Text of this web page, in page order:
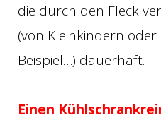
die durch den Fleck
(von Kleinkindern
Beispiel…) dauerhaft.
Einen